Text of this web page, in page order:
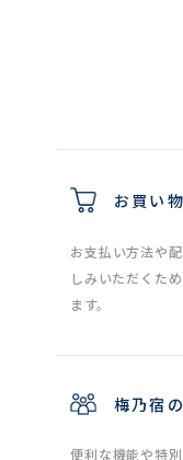
お買い
お支払い方法や
しみいただくた
ます。
梅乃宿
便利な機能や特